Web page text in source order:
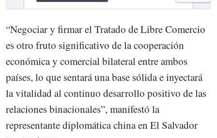
“Negociar y firmar el Tratado de Libre Comercio
es otro fruto significativo de la cooperación
económica y comercial bilateral entre ambos
países, lo que sentará una base sólida e inyectará
la vitalidad al continuo desarrollo positivo de las
relaciones binacionales”, manifestó la
representante diplomática china en El Salvador